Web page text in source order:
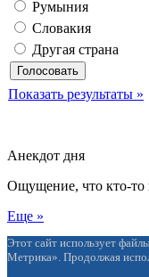
Румыния
Словакия
Другая страна
Показать результаты »
Анекдот дня
Ощущение, что кто-то
Еще »
Этот сайт использует
Метрика». Продолжая